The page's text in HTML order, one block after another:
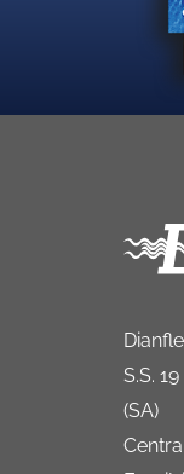
S.S.
(SA)